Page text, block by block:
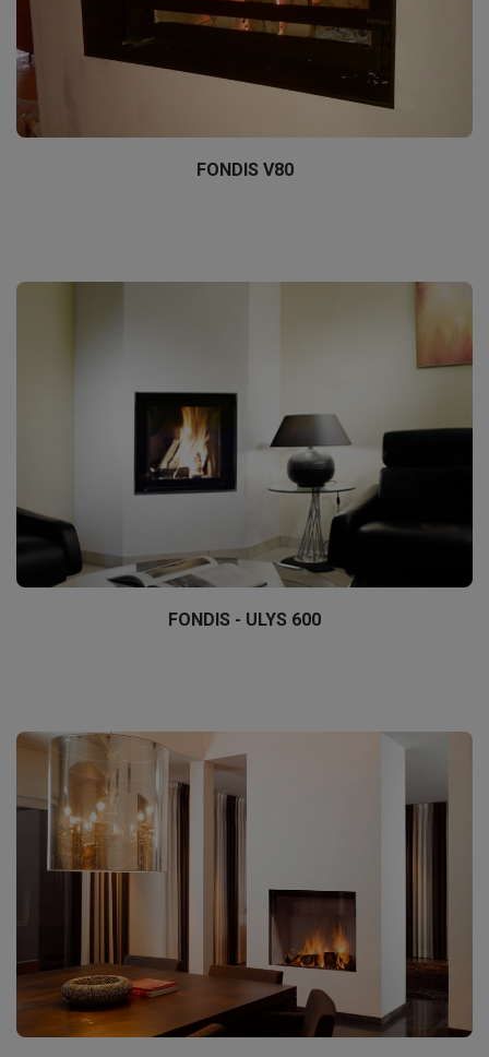
FONDIS V80
FONDIS - ULYS 600